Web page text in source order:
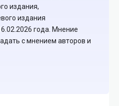
издания,
издания
года. Мнение
с мнением авторов и